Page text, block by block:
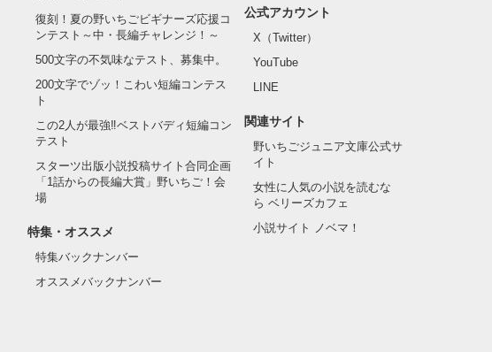
復刻！夏の野いちごビギナーズ応援コ
ンテスト～中・長編チャレンジ！～
500文字の不気味なテスト、募集中。
200文字でゾッ！こわい短編コンテス
ト
この2人が最強‼ベストバディ短編コン
テスト
スターツ出版小説投稿サイト合同企画
「1話からの長編大賞」野いちご！会
場
特集・オススメ
特集バックナンバー
オススメバックナンバー
公式アカウント
X（Twitter）
YouTube
LINE
関連サイト
野いちごジュニア文庫公式サ
イト
女性に人気の小説を読むな
ら ベリーズカフェ
小説サイト ノベマ！